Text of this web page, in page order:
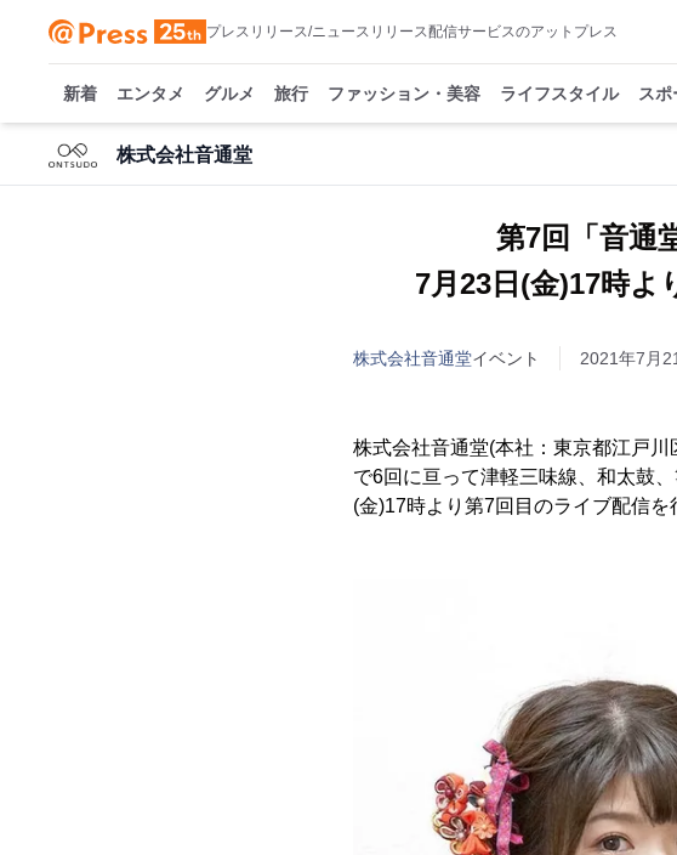
プレスリリース/ニュースリリース配信サービスのアットプレス
新着 エンタメ グルメ 旅行 ファッション・美容 ライフスタイル スポ
株式会社音通堂
第7回「音通
7月23日(金)17時よ
株式会社音通堂イベント 2021年7月
株式会社音通堂(本社：東京都江戸
で6回に亘って津軽三味線、和太鼓
(金)17時より第7回目のライブ配信